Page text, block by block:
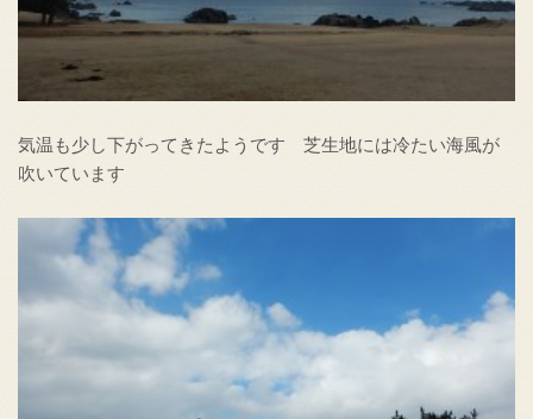
気温も少し下がってきたようです 芝生地には冷たい海風が
吹いています